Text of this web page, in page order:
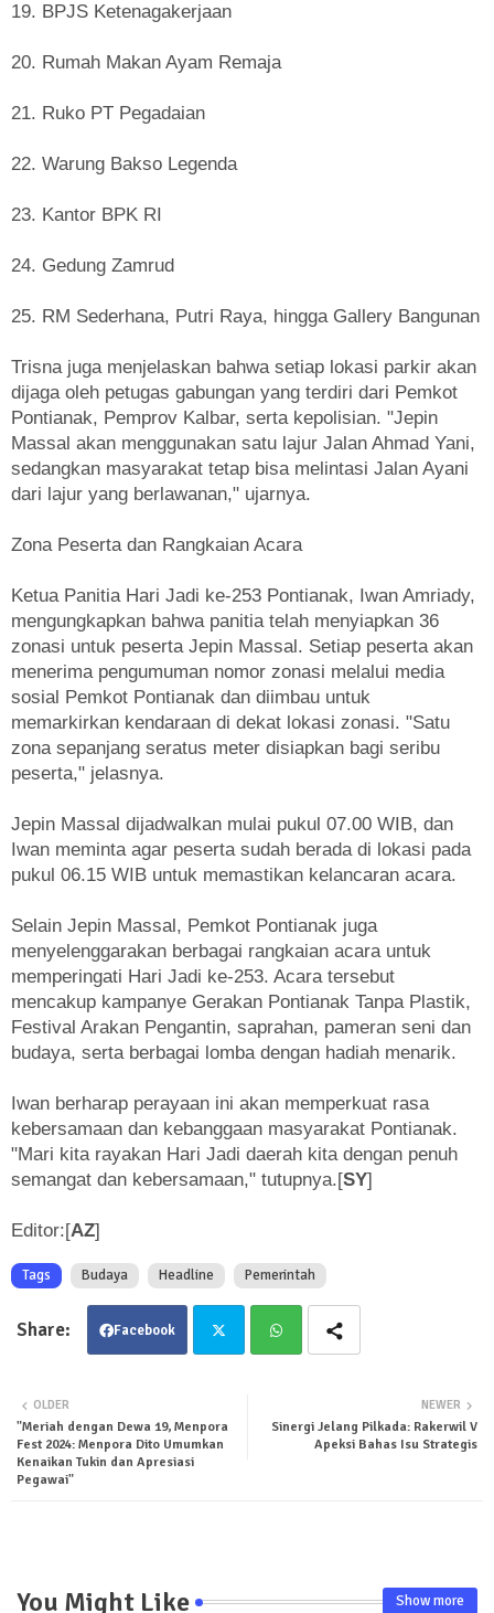
19. BPJS Ketenagakerjaan
20. Rumah Makan Ayam Remaja
21. Ruko PT Pegadaian
22. Warung Bakso Legenda
23. Kantor BPK RI
24. Gedung Zamrud
25. RM Sederhana, Putri Raya, hingga Gallery Bangunan
Trisna juga menjelaskan bahwa setiap lokasi parkir akan
dijaga oleh petugas gabungan yang terdiri dari Pemkot
Pontianak, Pemprov Kalbar, serta kepolisian. "Jepin
Massal akan menggunakan satu lajur Jalan Ahmad Yani,
sedangkan masyarakat tetap bisa melintasi Jalan Ayani
dari lajur yang berlawanan," ujarnya.
Zona Peserta dan Rangkaian Acara
Ketua Panitia Hari Jadi ke-253 Pontianak, Iwan Amriady,
mengungkapkan bahwa panitia telah menyiapkan 36
zonasi untuk peserta Jepin Massal. Setiap peserta akan
menerima pengumuman nomor zonasi melalui media
sosial Pemkot Pontianak dan diimbau untuk
memarkirkan kendaraan di dekat lokasi zonasi. "Satu
zona sepanjang seratus meter disiapkan bagi seribu
peserta," jelasnya.
Jepin Massal dijadwalkan mulai pukul 07.00 WIB, dan
Iwan meminta agar peserta sudah berada di lokasi pada
pukul 06.15 WIB untuk memastikan kelancaran acara.
Selain Jepin Massal, Pemkot Pontianak juga
menyelenggarakan berbagai rangkaian acara untuk
memperingati Hari Jadi ke-253. Acara tersebut
mencakup kampanye Gerakan Pontianak Tanpa Plastik,
Festival Arakan Pengantin, saprahan, pameran seni dan
budaya, serta berbagai lomba dengan hadiah menarik.
Iwan berharap perayaan ini akan memperkuat rasa
kebersamaan dan kebanggaan masyarakat Pontianak.
"Mari kita rayakan Hari Jadi daerah kita dengan penuh
semangat dan kebersamaan," tutupnya.[SY]
Editor:[AZ]
Tags Budaya Headline Pemerintah
Facebook
ter tsa
NEWER
Sinergi Jelang Pilkada: Rakerwil V
Apeksi Bahas Isu Strategis
OLDER
"Meriah dengan Dewa 19, Menpora
Fest 2024: Menpora Dito Umumkan
Kenaikan Tukin dan Apresiasi
Pegawai"
You Might Like Show more